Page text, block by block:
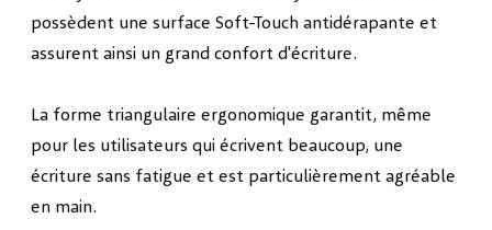
possèdent une surface Soft-Touch antidérapante et
assurent ainsi un grand confort d'écriture.
La forme triangulaire ergonomique garantit, même
pour les utilisateurs qui écrivent beaucoup, une
écriture sans fatigue et est particulièrement agréable
en main.